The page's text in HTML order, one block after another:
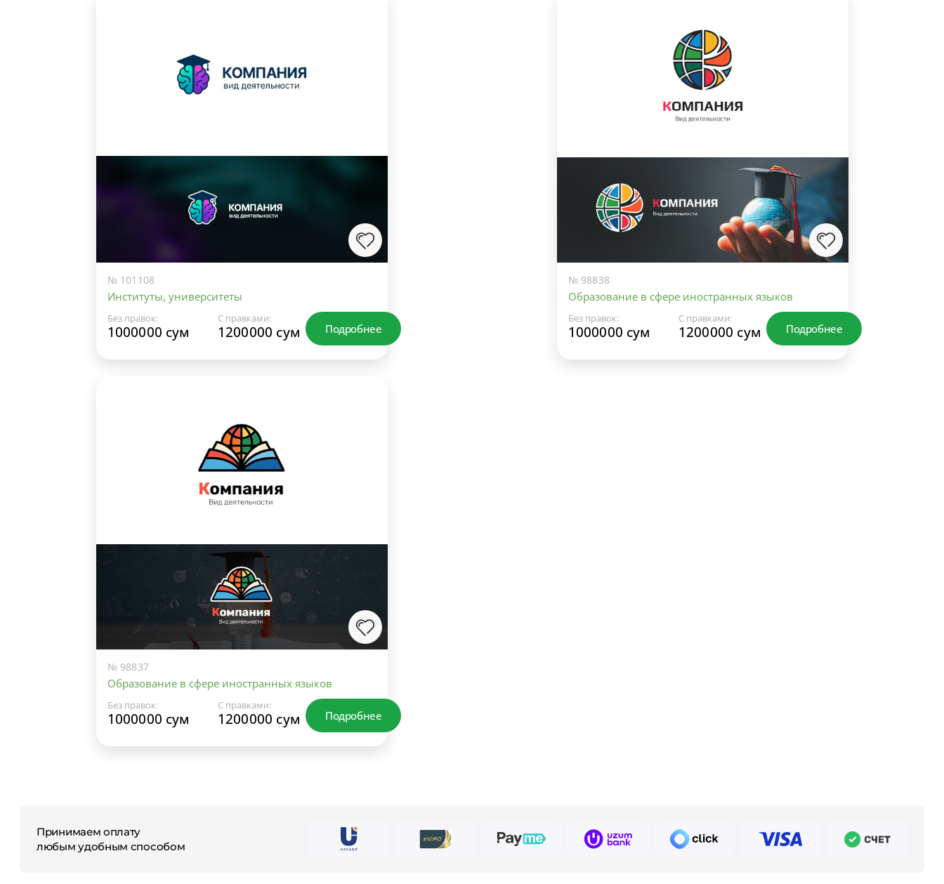
№ 101108
Институты, университеты
Без правок:
1000000 сум
С правками:
1200000 сум Подробнее
№ 98838
Образование в сфере иностранных языков
Без правок:
1000000 сум
С правками:
1200000 сум Подробнее
№ 98837
Образование в сфере иностранных языков
Без правок:
1000000 сум
С правками:
1200000 сум Подробнее
Принимаем оплату
любым удобным способом